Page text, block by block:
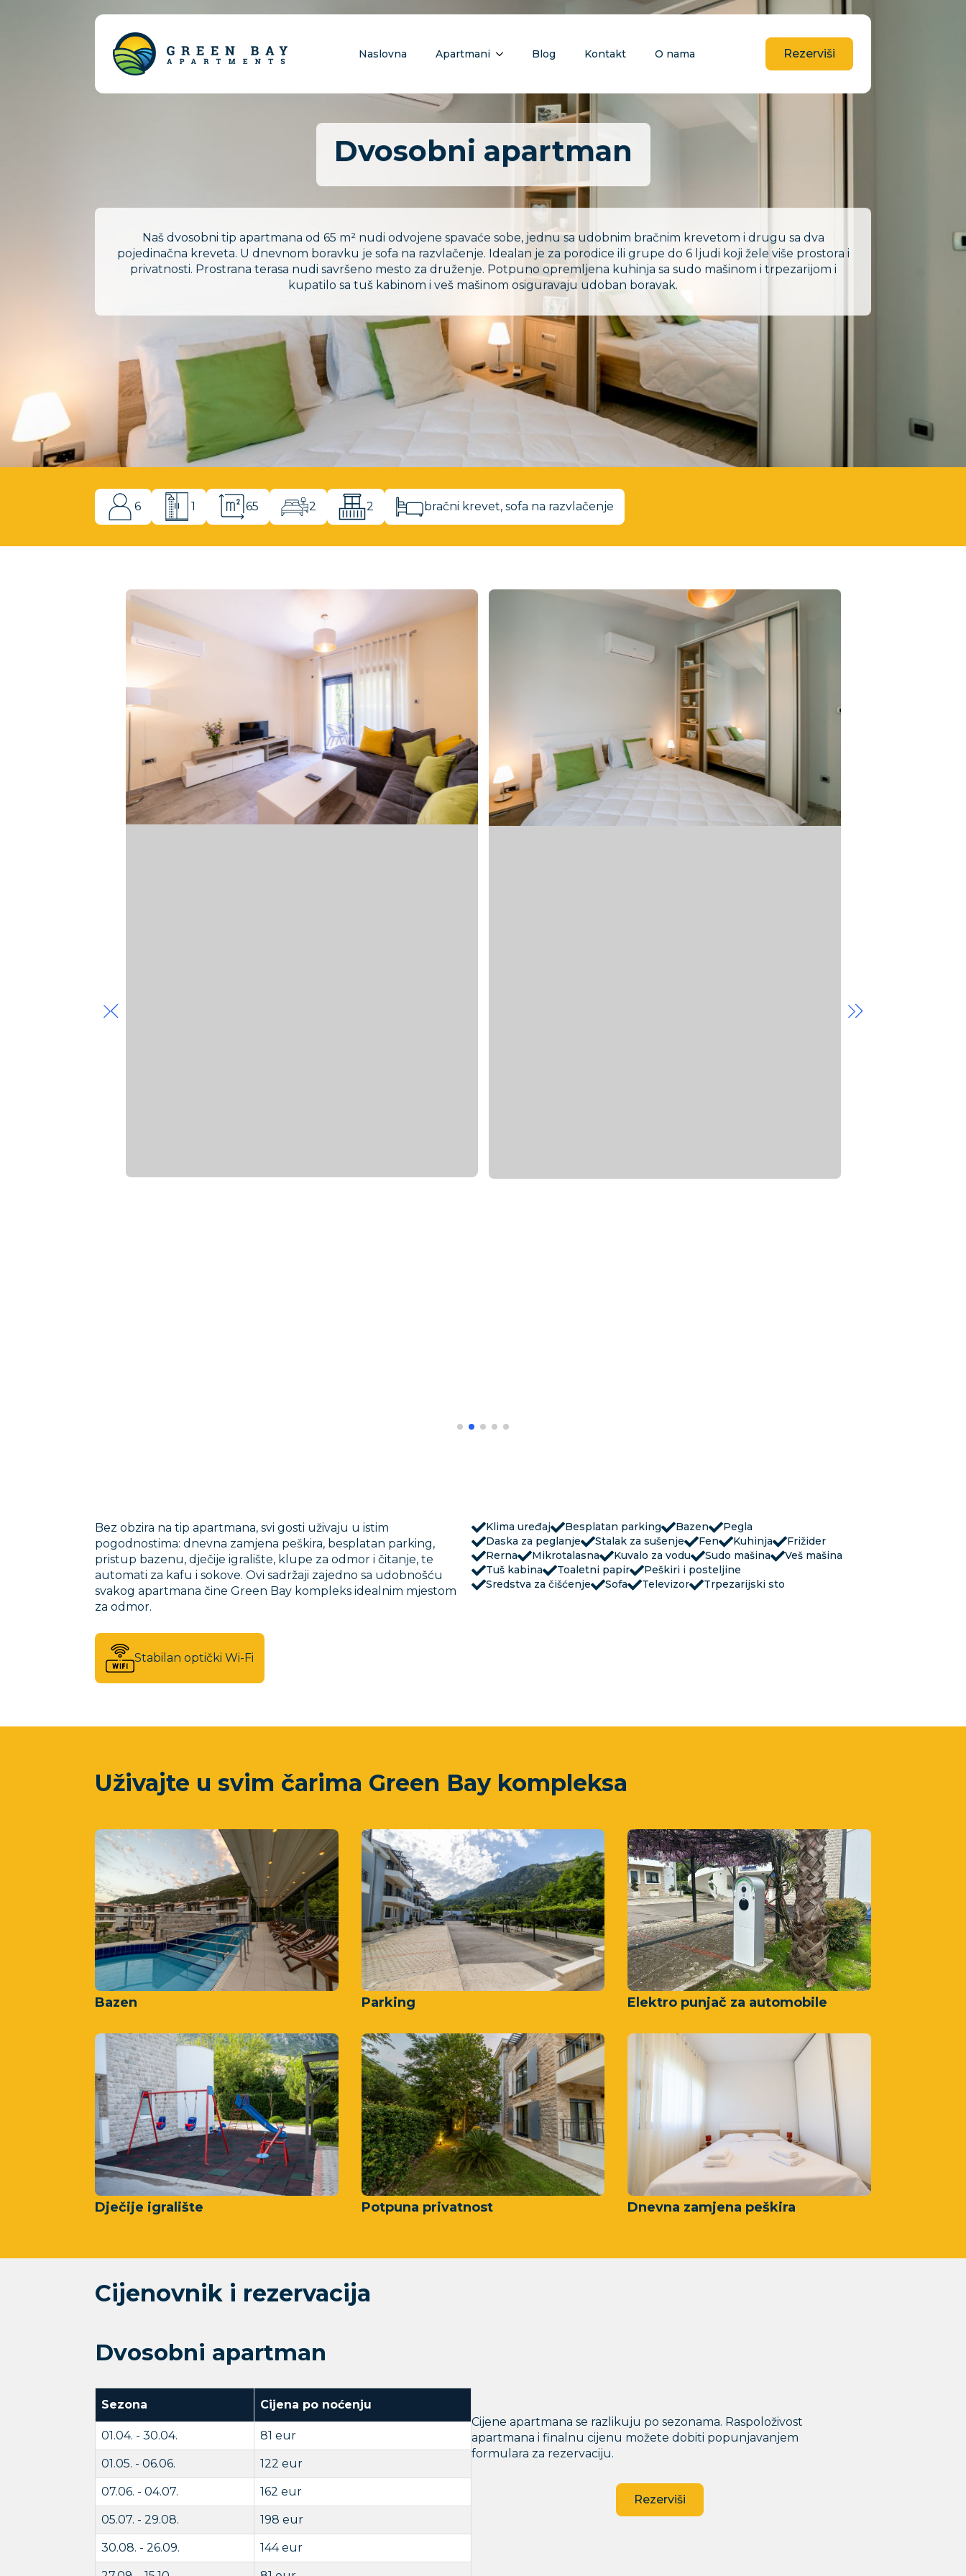
Naslovna Apartmani Blog Kontakt O nama Rezerviši
Dvosobni apartman
Naš dvosobni tip apartmana od 65 m² nudi odvojene spavaće sobe, jednu sa udobnim bračnim krevetom i drugu sa dva
pojedinačna kreveta. U dnevnom boravku je sofa na razvlačenje. Idealan je za porodice ili grupe do 6 ljudi koji žele više prostora i
privatnosti. Prostrana terasa nudi savršeno mesto za druženje. Potpuno opremljena kuhinja sa sudo mašinom i trpezarijom i
kupatilo sa tuš kabinom i veš mašinom osiguravaju udoban boravak.
6 1 65 2 2 bračni krevet, sofa na razvlačenje
Bez obzira na tip apartmana, svi gosti uživaju u istim
pogodnostima: dnevna zamjena peškira, besplatan parking,
pristup bazenu, dječije igralište, klupe za odmor i čitanje, te
automati za kafu i sokove. Ovi sadržaji zajedno sa udobnošću
svakog apartmana čine Green Bay kompleks idealnim mjestom
za odmor.
Stabilan optički Wi-Fi
Klima uređaj Besplatan parking Bazen
Pegla
Daska za peglanje
Stalak za sušenje Fen Kuhinja
Frižider
Rerna
Mikrotalasna Kuvalo za vodu Sudo mašina
Veš mašina
Tuš kabina
Toaletni papir
Peškiri i posteljine
Sredstva za čišćenje
Sofa Televizor Trpezarijski sto
Uživajte u svim čarima Green Bay kompleksa
Bazen Parking Elektro punjač za automobile
Dječije igralište Potpuna privatnost Dnevna zamjena peškira
Cijenovnik i rezervacija
Dvosobni apartman
Sezona Cijena po noćenju
01.04. - 30.04. 81 eur
01.05. - 06.06. 122 eur
07.06. - 04.07. 162 eur
05.07. - 29.08. 198 eur
30.08. - 26.09. 144 eur
Cijene apartmana se razlikuju po sezonama. Raspoloživost
apartmana i finalnu cijenu možete dobiti popunjavanjem
formulara za rezervaciju.
Rezerviši